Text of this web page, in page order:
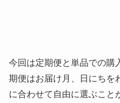
今回は定期便と単品での購
期便はお届け月、日にちを
に合わせて自由に選ぶこと